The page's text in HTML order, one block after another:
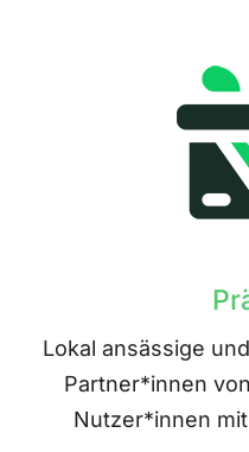
Lokal ansässige
Partner*innen
Nutzer*innen